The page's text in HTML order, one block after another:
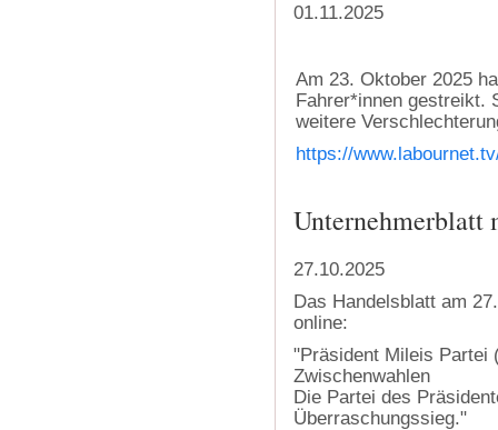
01.11.2025
Am 23. Oktober 2025
Fahrer*innen gestreikt.
weitere
https://
27.10.2025
Das Handelsblatt am
online:
"Präsident Mileis Partei
Zwischenwahlen
Die Partei des
Überraschungssieg."